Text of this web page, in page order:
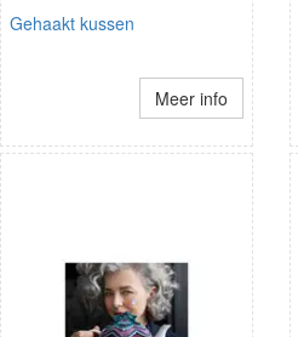
Gehaakt kussen
Meer info